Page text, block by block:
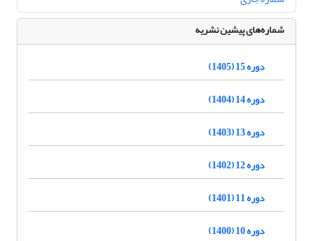
شماره‌های پیشین نشریه
دوره 15 (1405)
دوره 14 (1404)
دوره 13 (1403)
دوره 12 (1402)
دوره 11 (1401)
دوره 10 (1400)